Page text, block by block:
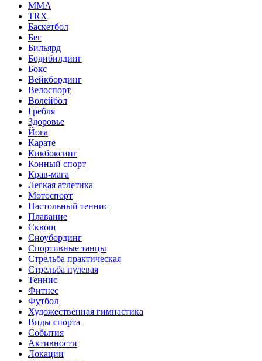
MMA
TRX
Баскетбол
Бег
Бильярд
Бодибилдинг
Бокс
Вейкбординг
Велоспорт
Волейбол
Гребля
Здоровье
Йога
Карате
Кикбоксинг
Конный спорт
Крав-мага
Легкая атлетика
Мотоспорт
Настольный теннис
Плавание
Сквош
Сноубординг
Спортивные танцы
Стрельба практическая
Стрельба пулевая
Теннис
Фитнес
Футбол
Художественная гимнастика
Виды спорта
События
Активности
Локации